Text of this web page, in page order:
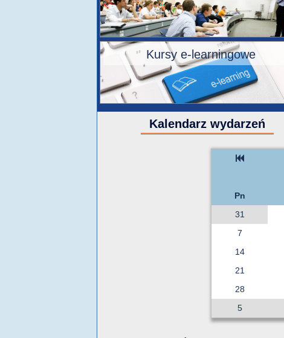
Kursy e-learningowe
Kalendarz wydarzeń
Pn
31
7
14
21
28
5